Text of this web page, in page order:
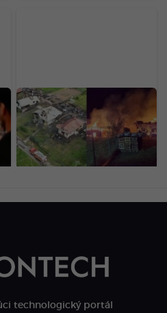
Nočný požiar na
Horehroní spálil 10
stavieb: Hasiči priamo na
mieste odhalili podozrivú
príčinu
technologický portál